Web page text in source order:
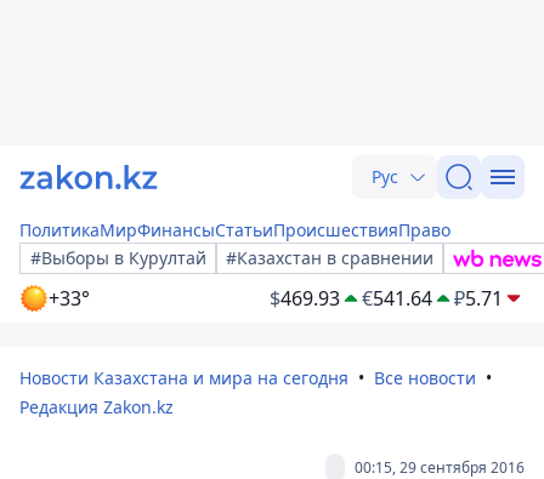
Рус
ПолитикаМирФинансыСтатьиПроисшествияПраво
#Выборы в Курултай
#Казахстан в сравнении
+33° $469.93 €541.64 ₽5.71
Новости Казахстана и мира на сегодня
Все новости
Редакция Zakon.kz
00:15, 29 сентября 2016